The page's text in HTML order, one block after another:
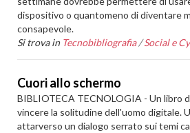
dispositivo o quantomeno di diventare
consapevole.
Si trova in Tecnobibliografia /Social e
Cuori allo schermo
BIBLIOTECA TECNOLOGIA - Un libro
vincere la solitudine dell'uomo digitale.
attarverso un dialogo serrato sui temi